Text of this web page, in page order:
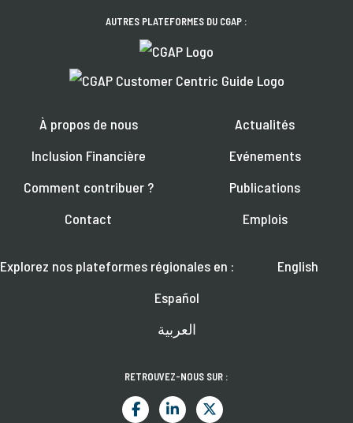
AUTRES PLATEFORMES DU CGAP :
À propos de nous
Inclusion Financière
Comment contribuer ?
Contact
Actualités
Evénements
Publications
Emplois
Explorez nos plateformes régionales en :
English
Español
العربية
RETROUVEZ-NOUS SUR :